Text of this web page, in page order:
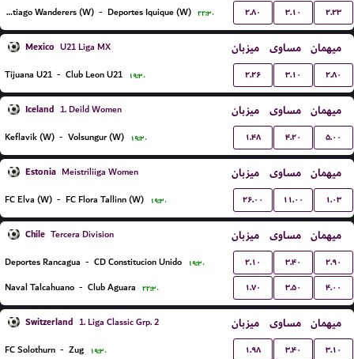
Santiago Wanderers (W) - Deportes Iquique (W) ۲۲:۳۰ ۲.۸۰ ۳.۱۰ ۲.۲۳
Mexico U21 Liga MX میزبان مساوی میهمان
Tijuana U21 - Club Leon U21 ۱۹:۳۰ ۲.۲۶ ۳.۱۰ ۲.۸۰
Iceland 1. Deild Women میزبان مساوی میهمان
Keflavik (W) - Volsungur (W) ۱۹:۳۰ ۱.۴۸ ۴.۲۰ ۵.۰۰
Estonia Meistriliiga Women میزبان مساوی میهمان
FC Elva (W) - FC Flora Tallinn (W) ۱۹:۳۰ ۲۶.۰۰ ۱۱.۰۰ ۱.۰۳
Chile Tercera Division میزبان مساوی میهمان
Deportes Rancagua - CD Constitucion Unido ۱۹:۳۰ ۲.۱۰ ۳.۴۰ ۲.۹۰
Naval Talcahuano - Club Aguara ۲۲:۳۰ ۱.۷۰ ۳.۵۰ ۴.۰۰
Switzerland 1. Liga Classic Grp. 2 میزبان مساوی میهمان
FC Solothurn - Zug ۱۹:۳۰ ۱.۹۸ ۳.۴۰ ۳.۱۰